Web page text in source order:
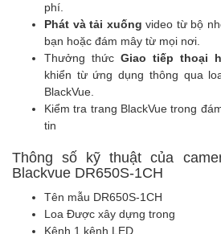
phí.
Phát và tải xuống video từ bộ
bạn hoặc đám mây từ mọi nơi.
Thưởng thức Giao tiếp thoại
khiển từ ứng dụng thông qua
BlackVue.
Kiểm tra trang BlackVue trong
tin
Thông số kỹ thuật của
Blackvue DR650S-1CH
Tên mẫu DR650S-1CH
Loa Được xây dựng trong
Kênh 1 kênh LED